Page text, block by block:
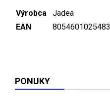
Výrobca
Jadea
EAN
8054601025483
PONUKY